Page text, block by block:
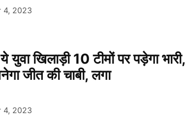
4, 2023
खिलाड़ी 10 टीमों पर पड़ेगा भारी,
जीत की चाबी, लगा
4, 2023